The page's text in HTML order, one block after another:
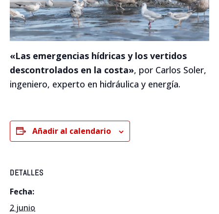
«Las emergencias hídricas y los vertidos
descontrolados en la costa», por Carlos Soler,
ingeniero, experto en hidráulica y energía.
Añadir al calendario
DETALLES
Fecha:
2 junio